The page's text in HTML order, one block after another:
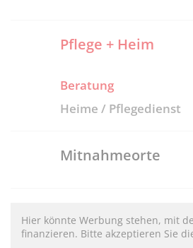
Pflege + Heim
Beratung
Heime / Pflegedienst
Mitnahmeorte
Hier könnte Werbung stehen, mit
finanzieren. Bitte akzeptieren Sie